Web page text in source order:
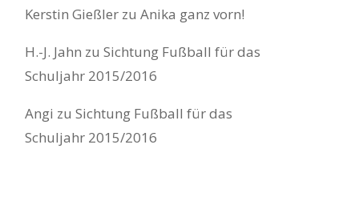
Kerstin Gießler zuAnika ganz vorn!
H.-J. Jahn zuSichtung Fußball für das
Schuljahr 2015/2016
Angi zuSichtung Fußball für das
Schuljahr 2015/2016